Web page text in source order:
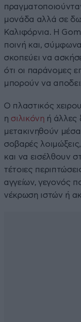
μονάδα αλλά σε
Καλιφόρνια. Η
ποινή και,
σκοπεύει να
ότι οι παράνομες
μπορούν να
Ο πλαστικός
η σιλικόνη ή άλλες
μετακινηθούν
σοβαρές
και να εισέλθουν
τέτοιες
αγγείων, γεγονός
νέκρωση ιστών ή